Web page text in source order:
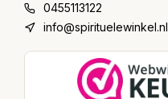
0455113122
info@spirituelewinkel.nl